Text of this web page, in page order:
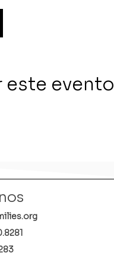
evento